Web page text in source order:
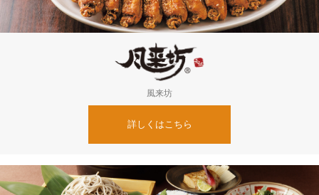
風来坊
詳しくはこちら